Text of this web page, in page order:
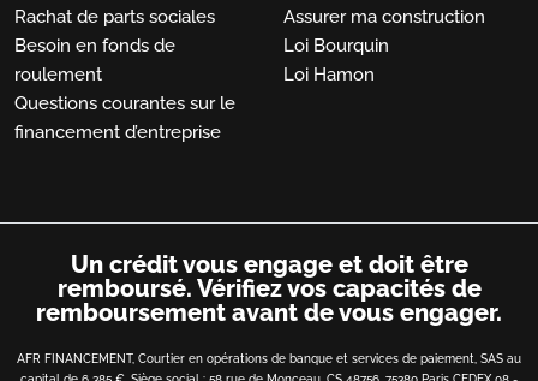
Rachat de parts sociales
Besoin en fonds de
roulement
Questions courantes sur le
financement d’entreprise
Assurer ma construction
Loi Bourquin
Loi Hamon
Un crédit vous engage et doit être
remboursé. Vérifiez vos capacités de
remboursement avant de vous engager.
AFR FINANCEMENT, Courtier en opérations de banque et services de paiement, SAS au